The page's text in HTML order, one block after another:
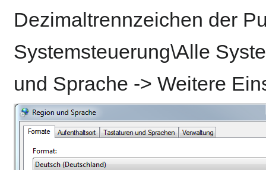
Dezimaltrennzeichen der
Systemsteuerung\Alle
und Sprache -> Weitere